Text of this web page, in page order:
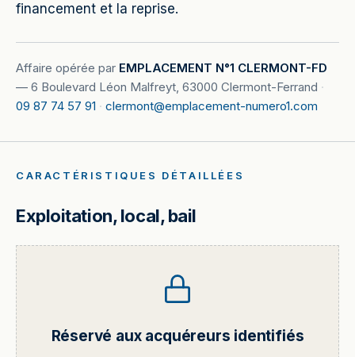
financement et la reprise.
Affaire opérée par EMPLACEMENT N°1 CLERMONT-FD
— 6 Boulevard Léon Malfreyt, 63000 Clermont-Ferrand ·
09 87 74 57 91 · clermont@emplacement-numero1.com
CARACTÉRISTIQUES DÉTAILLÉES
Exploitation, local, bail
Réservé aux acquéreurs identifiés